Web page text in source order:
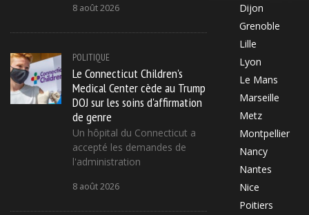
8 août 2026
POLITIQUE
Le Connecticut Children's
Medical Center cède au Trump
DOJ sur les soins d'affirmation
de genre
Un hôpital du Connecticut a
accepté les demandes de
l'administration
8 août 2026
Dijon
Grenoble
Lille
Lyon
Le Mans
Marseille
Metz
Montpellier
Nancy
Nantes
Nice
Poitiers